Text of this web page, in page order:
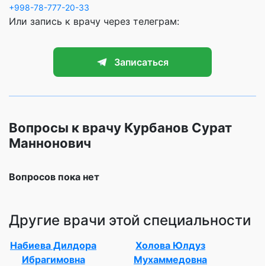
+998-78-777-20-33
Или запись к врачу через телеграм:
Записаться
Вопросы к врачу Курбанов Сурат
Маннонович
Вопросов пока нет
Другие врачи этой специальности
Набиева Дилдора
Ибрагимовна
Холова Юлдуз
Мухаммедовна